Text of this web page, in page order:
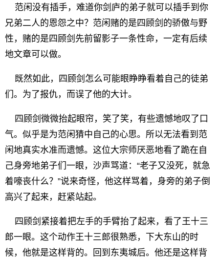
范闲没有插手，难道你剑庐的弟子就可以插手到你
兄弟二人的恩怨之中？范闲赌的是四顾剑的骄傲与野
性，赌的是四顾剑先前留影子一条性命，一定有后续
地文章可以做。
既然如此，四顾剑怎么可能眼睁睁看着自己的徒弟
们。为了报仇，而误了他的大计。
四顾剑微微抬起眼帘，笑了笑，有些遗憾地叹了口
气。似乎是为范闲猜中自己的心思。所以无法看到范
闲地真实水准而遗憾。这位大宗师厌恶地看了跪在自
己身旁地弟子们一眼，沙声骂道：“老子又没死，就急
着嚎丧什么？”说来奇怪，他这样骂着，身旁的弟子倒
高兴了起来，赶紧站起。
四顾剑紧接着把左手的手臂抬了起来，看了王十三
郎一眼。这个动作王十三郎很熟悉，下大东山的时
候，他就是这样背的。回到东夷城后。他还是这样背